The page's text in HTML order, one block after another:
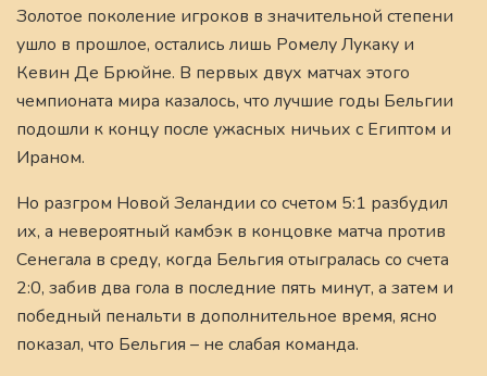
Золотое поколение игроков в значительной степени
ушло в прошлое, остались лишь Ромелу Лукаку и
Кевин Де Брюйне. В первых двух матчах этого
чемпионата мира казалось, что лучшие годы Бельгии
подошли к концу после ужасных ничьих с Египтом и
Ираном.
Но разгром Новой Зеландии со счетом 5:1 разбудил
их, а невероятный камбэк в концовке матча против
Сенегала в среду, когда Бельгия отыгралась со счета
2:0, забив два гола в последние пять минут, а затем и
победный пенальти в дополнительное время, ясно
показал, что Бельгия – не слабая команда.